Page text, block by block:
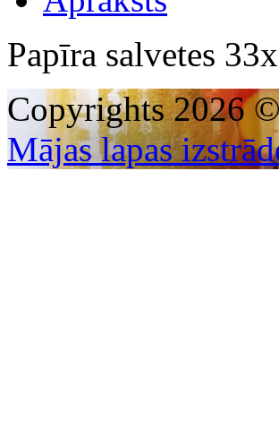
Papīra salvetes
Copyrights 2026
Mājas lapas